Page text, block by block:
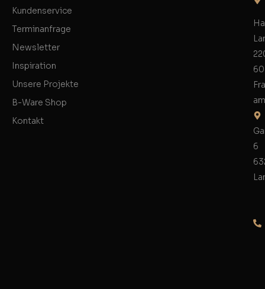
Kundenservice
Terminanfrage
Newsletter
Inspiration
Unsere Projekte
B-Ware Shop
Kontakt
6